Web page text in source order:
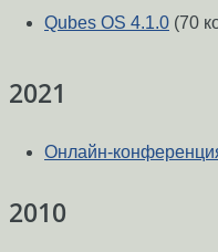
Qubes OS 4.1.0 (70
2021
Онлайн-
2010